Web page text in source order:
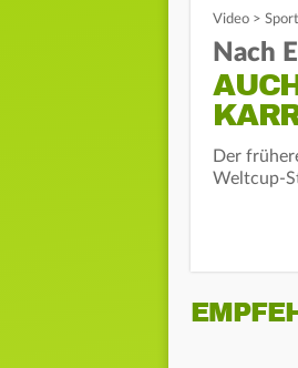
Video > Sport
Nach
Der
Weltcup-